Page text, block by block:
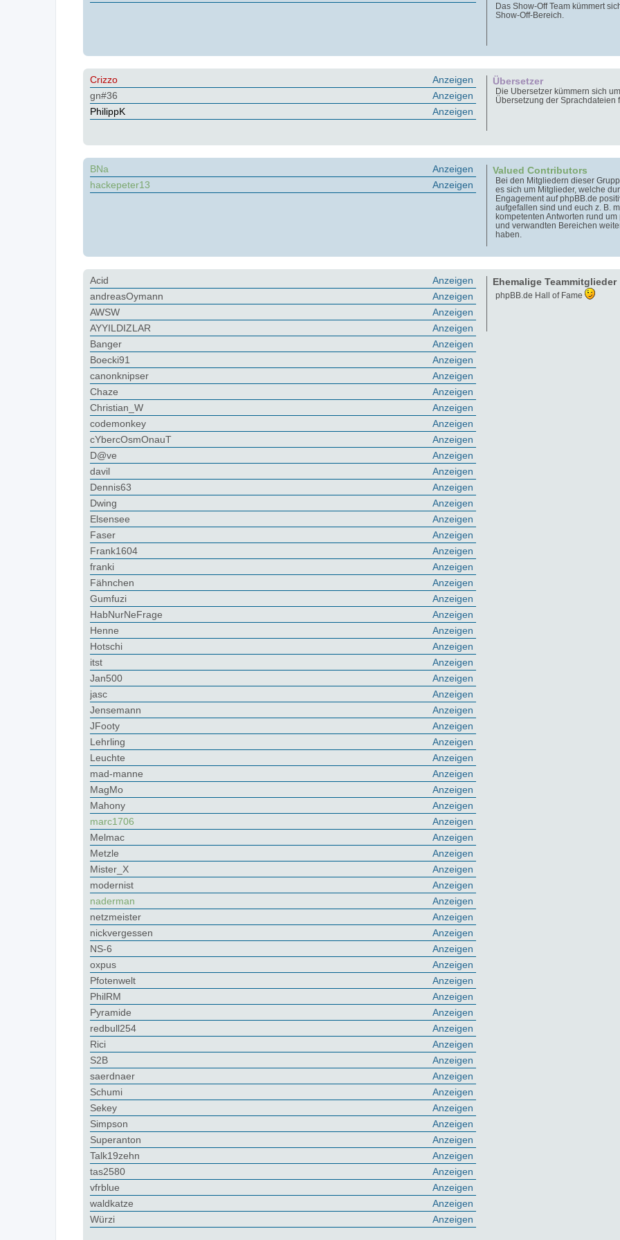
Das Show-Off Team kümmert
Show-Off-Bereich.
Übersetzer
Die Übersetzer kümmern sich
Übersetzung der Sprachdateien
Anzeigen
Crizzo
Anzeigen
gn#36
Anzeigen
PhilippK
Valued Contributors
Bei den Mitgliedern dieser
es sich um Mitglieder, welche
Engagement auf phpBB.de
aufgefallen sind und euch z. B.
kompetenten Antworten rund um
und verwandten Bereichen
haben.
Anzeigen
BNa
Anzeigen
hackepeter13
Ehemalige Teammitglieder
phpBB.de Hall of Fame
Anzeigen
Acid
Anzeigen
andreasOymann
Anzeigen
AWSW
Anzeigen
AYYILDIZLAR
Anzeigen
Banger
Anzeigen
Boecki91
Anzeigen
canonknipser
Anzeigen
Chaze
Anzeigen
Christian_W
Anzeigen
codemonkey
Anzeigen
cYbercOsmOnauT
Anzeigen
D@ve
Anzeigen
davil
Anzeigen
Dennis63
Anzeigen
Dwing
Anzeigen
Elsensee
Anzeigen
Faser
Anzeigen
Frank1604
Anzeigen
franki
Anzeigen
Fähnchen
Anzeigen
Gumfuzi
Anzeigen
HabNurNeFrage
Anzeigen
Henne
Anzeigen
Hotschi
Anzeigen
itst
Anzeigen
Jan500
Anzeigen
jasc
Anzeigen
Jensemann
Anzeigen
JFooty
Anzeigen
Lehrling
Anzeigen
Leuchte
Anzeigen
mad-manne
Anzeigen
MagMo
Anzeigen
Mahony
Anzeigen
marc1706
Anzeigen
Melmac
Anzeigen
Metzle
Anzeigen
Mister_X
Anzeigen
modernist
Anzeigen
naderman
Anzeigen
netzmeister
Anzeigen
nickvergessen
Anzeigen
NS-6
Anzeigen
oxpus
Anzeigen
Pfotenwelt
Anzeigen
PhilRM
Anzeigen
Pyramide
Anzeigen
redbull254
Anzeigen
Rici
Anzeigen
S2B
Anzeigen
saerdnaer
Anzeigen
Schumi
Anzeigen
Sekey
Anzeigen
Simpson
Anzeigen
Superanton
Anzeigen
Talk19zehn
Anzeigen
tas2580
Anzeigen
vfrblue
Anzeigen
waldkatze
Anzeigen
Würzi